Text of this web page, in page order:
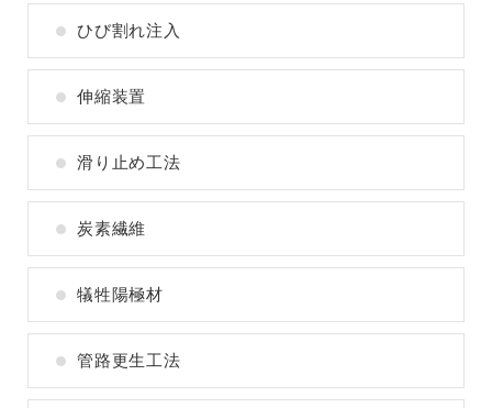
ひび割れ注入
伸縮装置
滑り止め工法
炭素繊維
犠牲陽極材
管路更生工法